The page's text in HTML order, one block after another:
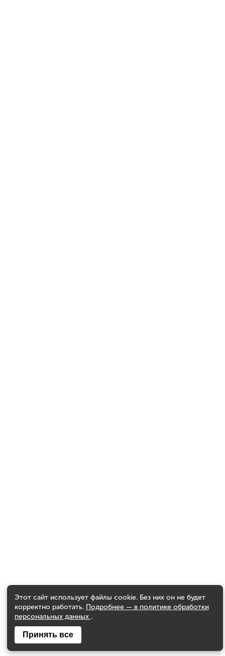
Этот сайт использует файлы cookie. Без них он не будет
корректно работать. Подробнее — в политике обработки
персональных данных .
Принять все